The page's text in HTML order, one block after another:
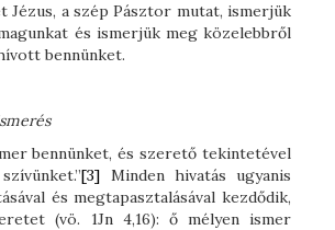
Jézus, a szép Pásztor mutat, ismerjük
és ismerjük meg közelebbről
bennünket.
bennünket, és szerető tekintetével
[3] Minden hivatás ugyanis
és megtapasztalásával kezdődik,
(vö. 1Jn 4,16): ő mélyen ismer